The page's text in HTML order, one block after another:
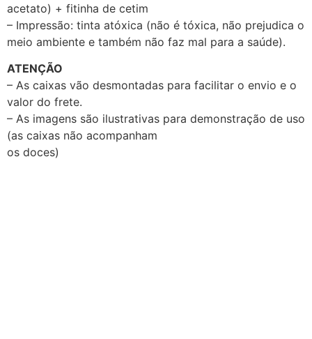
acetato) + fitinha de cetim
– Impressão: tinta atóxica (não é tóxica, não prejudica o
meio ambiente e também não faz mal para a saúde).
ATENÇÃO
– As caixas vão desmontadas para facilitar o envio e o
valor do frete.
– As imagens são ilustrativas para demonstração de uso
(as caixas não acompanham
os doces)